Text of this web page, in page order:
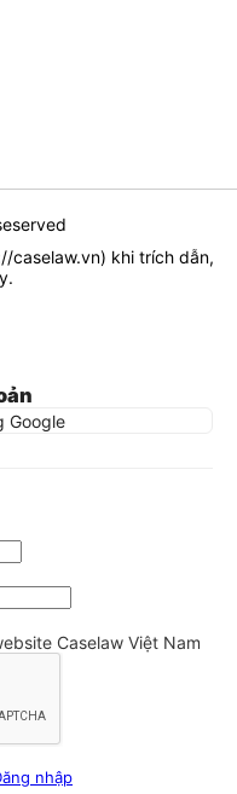
caselaw.vn) khi trích dẫn,
Google
Caselaw Việt Nam
nhập